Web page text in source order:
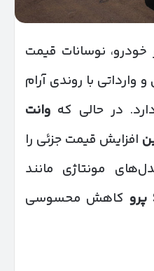
خودرو، نوسانات قیمت
وارداتی با روندی آرام
در حالی که وانت
افزایش قیمت جزئی را
مونتاژی مانند
پرو کاهش محسوسی